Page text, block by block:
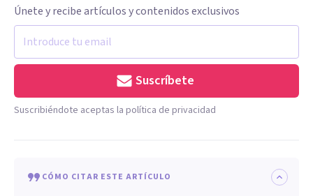
Únete y recibe artículos y contenidos exclusivos
Suscríbete
Suscribiéndote aceptas la política de privacidad
CÓMO CITAR ESTE ARTÍCULO